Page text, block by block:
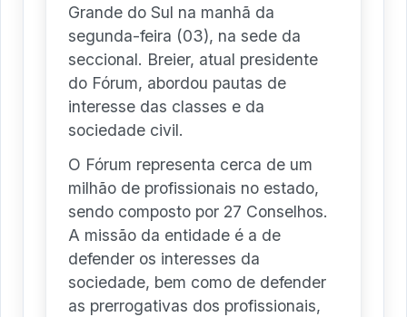
Grande do Sul na manhã da
segunda-feira (03), na sede da
seccional. Breier, atual presidente
do Fórum, abordou pautas de
interesse das classes e da
sociedade civil.
O Fórum representa cerca de um
milhão de profissionais no estado,
sendo composto por 27 Conselhos.
A missão da entidade é a de
defender os interesses da
sociedade, bem como de defender
as prerrogativas dos profissionais,